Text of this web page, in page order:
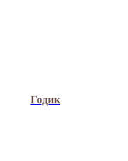
Годик